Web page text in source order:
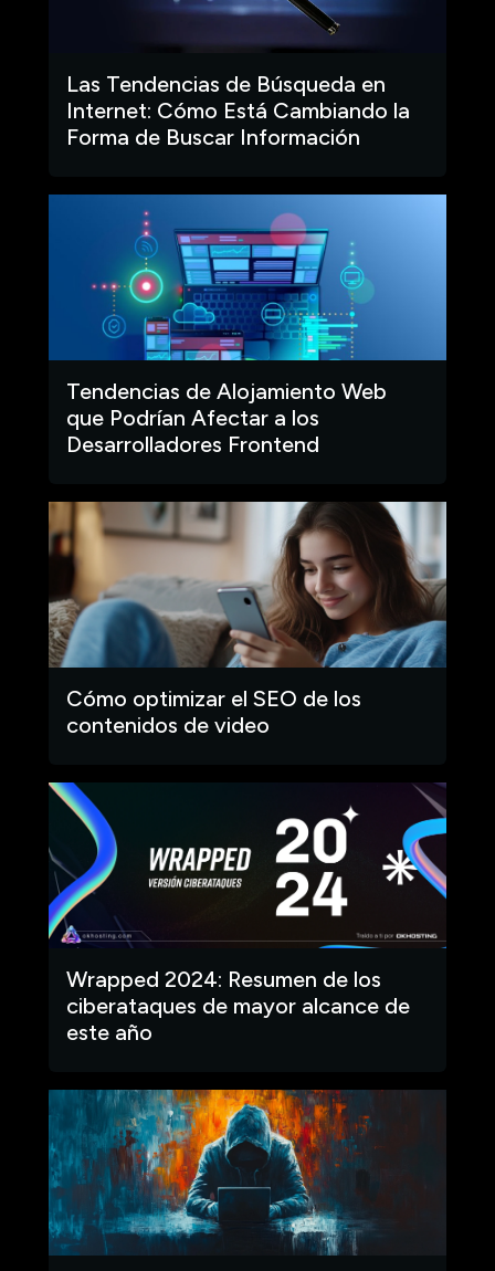
Las Tendencias de Búsqueda en
Internet: Cómo Está Cambiando la
Forma de Buscar Información
Tendencias de Alojamiento Web
que Podrían Afectar a los
Desarrolladores Frontend
Cómo optimizar el SEO de los
contenidos de video
Wrapped 2024: Resumen de los
ciberataques de mayor alcance de
este año